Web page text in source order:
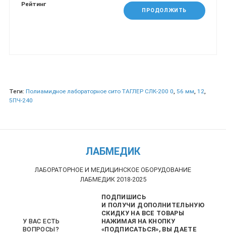
Рейтинг
ПРОДОЛЖИТЬ
Теги: Полиамидное лабораторное сито ТАГЛЕР СЛК-200 0 56 мм 12
5ПЧ-240
ЛАБМЕДИК
ЛАБОРАТОРНОЕ И МЕДИЦИНСКОЕ ОБОРУДОВАНИЕ
ЛАБМЕДИК 2018-2025
У ВАС ЕСТЬ
ВОПРОСЫ?
ПОДПИШИСЬ
И ПОЛУЧИ ДОПОЛНИТЕЛЬНУЮ
СКИДКУ НА ВСЕ ТОВАРЫ
НАЖИМАЯ НА КНОПКУ
«ПОДПИСАТЬСЯ», ВЫ ДАЕТЕ